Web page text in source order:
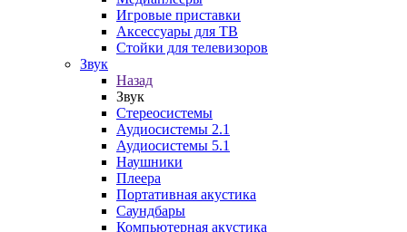
Игровые приставки
Аксессуары для ТВ
Стойки для телевизоров
Звук
Назад
Звук
Стереосистемы
Аудиосистемы 2.1
Аудиосистемы 5.1
Наушники
Плеера
Портативная акустика
Саундбары
Компьютерная акустика